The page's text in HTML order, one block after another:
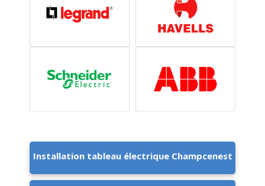
Installation tableau électrique Champcenest